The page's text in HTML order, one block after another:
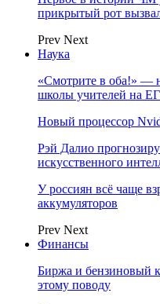
прикрытый рот
Prev Next
Наука
«Смотрите в оба!» —
школы учителей на
Новый процессор
Рэй Далио
искусственного
У россиян всё чаще
аккумуляторов
Prev Next
Финансы
Биржа и бензиновый
этому поводу